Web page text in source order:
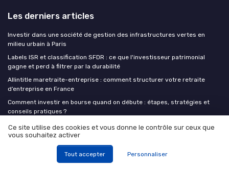
Les derniers articles
Investir dans une société de gestion des infrastructures vertes en
milieu urbain à Paris
Labels ISR et classification SFDR : ce que l'investisseur patrimonial
gagne et perd à filtrer par la durabilité
Allintitle maretraite-entreprise : comment structurer votre retraite
d’entreprise en France
Comment investir en bourse quand on débute : étapes, stratégies et
conseils pratiques ?
Investir en dette privée en 2026 : rendements, risque de crédit réel et
véhicules accessibles aux particuliers
Invest Insiders
Ce site utilise des cookies et vous donne le contrôle sur ceux que
vous souhaitez activer
Tout accepter Personnaliser